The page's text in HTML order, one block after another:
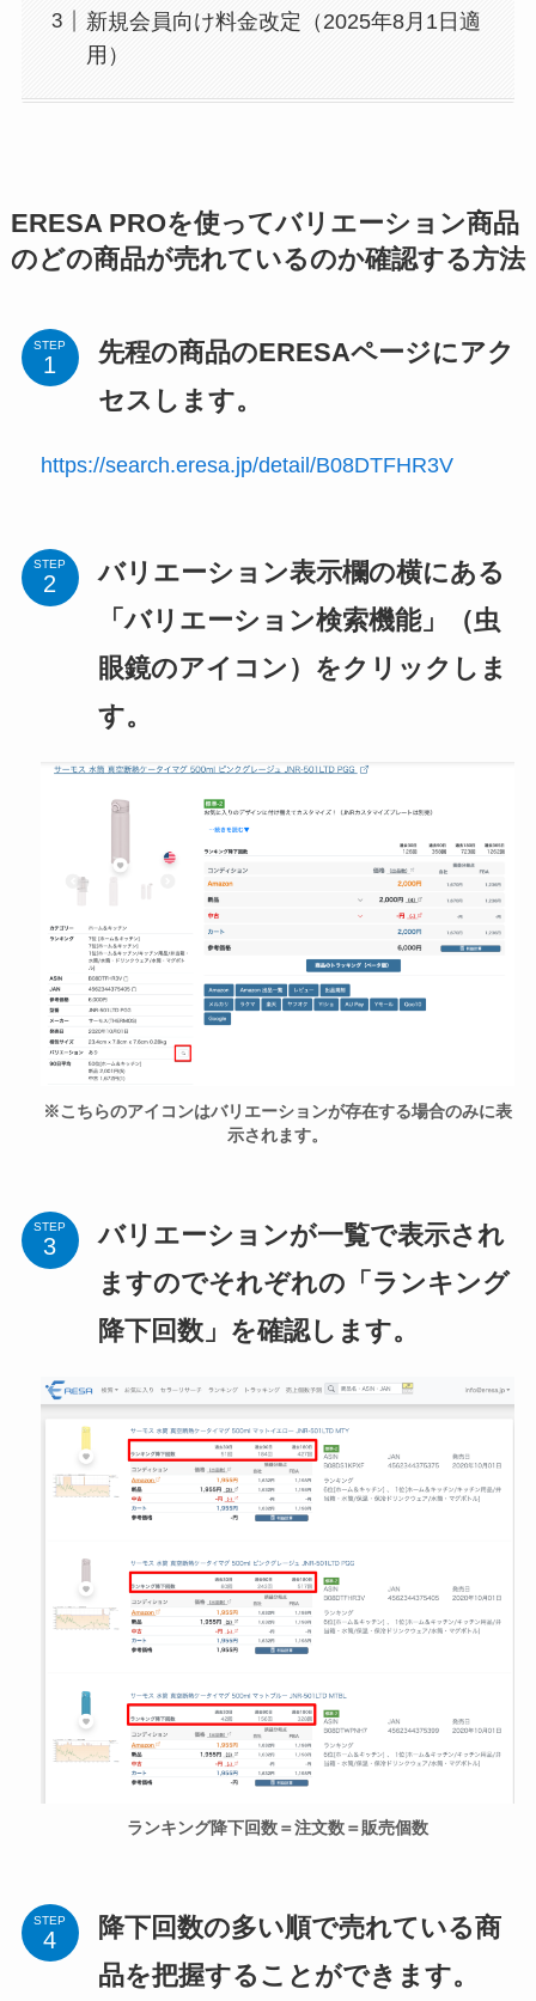
新規会員向け料金改定（2025年8月1日適
用）
ERESA PROを使ってバリエーション商品
のどの商品が売れているのか確認する方法
STEP
先程の商品のERESAページにアク
セスします。
https://search.eresa.jp/detail/B08DTFHR3V
STEP
バリエーション表示欄の横にある
「バリエーション検索機能」（虫
眼鏡のアイコン）をクリックしま
す。
※こちらのアイコンはバリエーションが存在する場合のみに表
示されます。
STEP
バリエーションが一覧で表示され
ますのでそれぞれの「ランキング
降下回数」を確認します。
ランキング降下回数＝注文数＝販売個数
STEP
降下回数の多い順で売れている商
品を把握することができます。